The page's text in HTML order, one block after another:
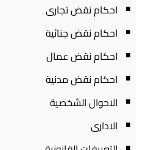
احكام نقض تجارى
احكام نقض جنائية
احكام نقض عمال
احكام نقض مدنية
الاحوال الشخصية
الادارى